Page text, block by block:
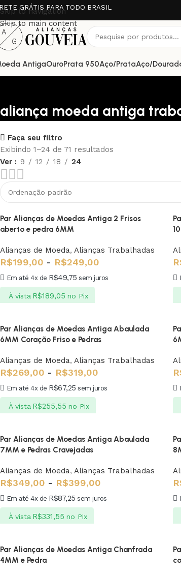
Skip to navigation
Skip to main content
GRÁTIS PARA TODO BRASIL
AntigaOuroPrata 950Aço/PrataAço/
aliança moeda antiga
Upholstered chair
Discount 10%
Faça seu filtro
Exibindo 1–24 de 71 resultados
Ver
9 12 18 24
Par Alianças de Moedas Antiga 2 Frisos
aberto e pedra 6MM
Alianças de Moeda, Alianças Trabalhadas
R$199,00 - R$249,00
Em até 4x de R$49,75 sem juros
À vista R$189,05 no Pix
Par Alianças de Moedas Antiga Abaulada
6MM Coração Friso e Pedras
Alianças de Moeda, Alianças Trabalhadas
R$269,00 - R$319,00
Em até 4x de R$67,25 sem juros
À vista R$255,55 no Pix
Par Alianças de Moedas Antiga Abaulada
7MM e Pedras Cravejadas
Alianças de Moeda, Alianças Trabalhadas
R$349,00 - R$399,00
Em até 4x de R$87,25 sem juros
À vista R$331,55 no Pix
Par Alianças de Moedas Antiga Chanfrada
4MM e Pedra